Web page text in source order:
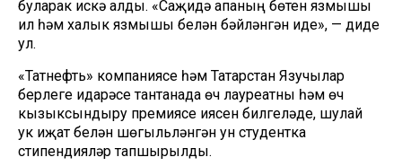
буларак искә алды. «Саҗидә апаның бөтен язмышы
ил һәм халык язмышы белән бәйләнгән иде», — диде
ул.
«Татнефть» компаниясе һәм Татарстан Язучылар
берлеге идарәсе тантанада өч лауреатны һәм өч
кызыксындыру премиясе иясен билгеләде, шулай
ук иҗат белән шөгыльләнгән ун студентка
стипендияләр тапшырылды.